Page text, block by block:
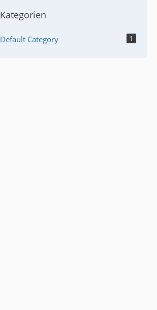
Kategorien
Default Category 1